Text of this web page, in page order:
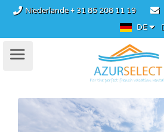
Niederlande+ 31 85 208 11 19
DE